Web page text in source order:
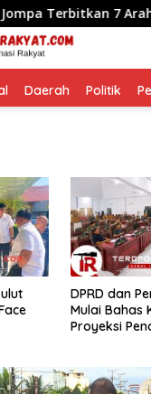
7 Arahan
Daerah Politik
DPRD dan
Mulai Bahas
Proyeksi